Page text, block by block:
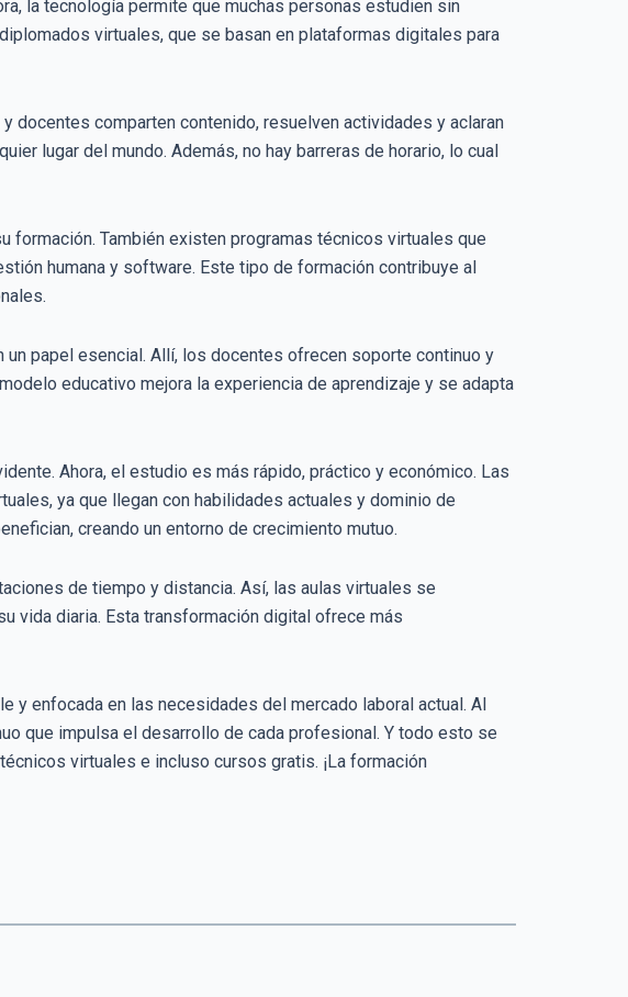
la tecnología permite que muchas personas estudien sin
virtuales, que se basan en plataformas digitales para
docentes comparten contenido, resuelven actividades y aclaran
lugar del mundo. Además, no hay barreras de horario, lo cual
formación. También existen programas técnicos virtuales que
humana y software. Este tipo de formación contribuye al
papel esencial. Allí, los docentes ofrecen soporte continuo y
educativo mejora la experiencia de aprendizaje y se adapta
Ahora, el estudio es más rápido, práctico y económico. Las
ya que llegan con habilidades actuales y dominio de
creando un entorno de crecimiento mutuo.
de tiempo y distancia. Así, las aulas virtuales se
vida diaria. Esta transformación digital ofrece más
y enfocada en las necesidades del mercado laboral actual. Al
que impulsa el desarrollo de cada profesional. Y todo esto se
virtuales e incluso cursos gratis. ¡La formación